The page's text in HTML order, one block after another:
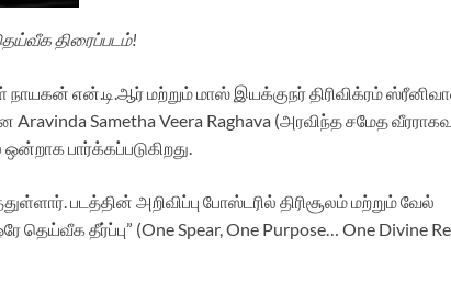
திரைப்படம்!
என்.டி.ஆர் மற்றும் மாஸ் இயக்குநர் திரிவிக்ரம்
Sametha Veera Raghava (அரவிந்த சமேத
பார்க்கப்படுகிறது.
படத்தின் அறிவிப்பு போஸ்டரில் திரிசூலம் மற்றும் வேல்
தீர்ப்பு” (One Spear, One Purpose… One Divine